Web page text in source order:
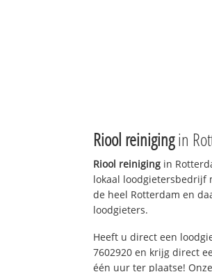
Riool reinigingin
Riool reiniging in
lokaal loodgietersbedrijf
de heel Rotterdam en
loodgieters.
Heeft u direct een
7602920 en krijg direct
één uur ter plaatse!